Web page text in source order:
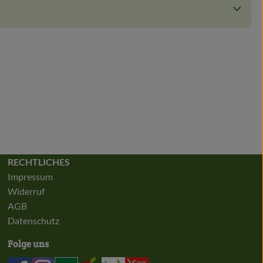
RECHTLICHES
Impressum
Widerruf
AGB
Datenschutz
Folge uns